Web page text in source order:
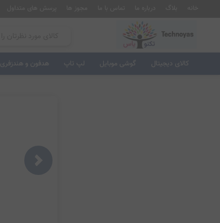
کالای دیجیتال گوشی موبایل لپ تاپ هدفون و هندزفری